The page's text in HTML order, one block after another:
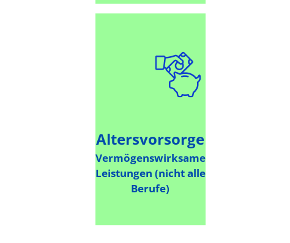
Altersvorsorge
Vermögenswirksame
Leistungen (nicht alle
Berufe)